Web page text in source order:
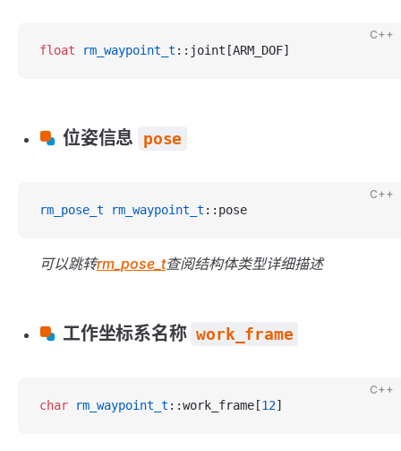
C++
float rm_waypoint_t ::joint[ARM_DOF]
位姿信息 pose
C++
rm_pose_t rm_waypoint_t ::pose
可以跳转rm_pose_t查阅结构体类型详细描述
工作坐标系名称 work_frame
C++
char rm_waypoint_t ::work_frame[12]